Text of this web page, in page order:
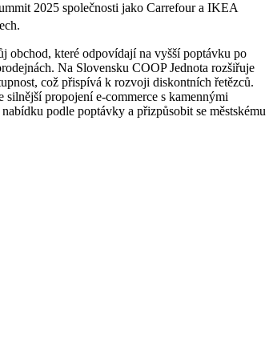
2025 společnosti jako Carrefour a IKEA
obchod, které odpovídají na vyšší poptávku po
Na Slovensku COOP Jednota rozšiřuje
což přispívá k rozvoji diskontních řetězců.
propojení e-commerce s kamennými
podle poptávky a přizpůsobit se městskému